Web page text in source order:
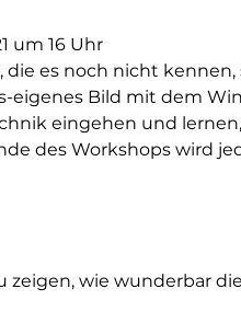
um 16 Uhr
es noch nicht
eigenes Bild mit dem
eingehen und
des Workshops wird
wie wunderbar